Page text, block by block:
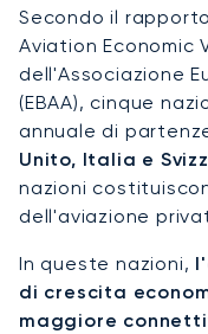
Secondo il
Aviation Economic
dell'Associazione
(EBAA), cinque
annuale di
Unito, Italia e
nazioni
dell'aviazione
In queste nazioni,
di crescita
maggiore